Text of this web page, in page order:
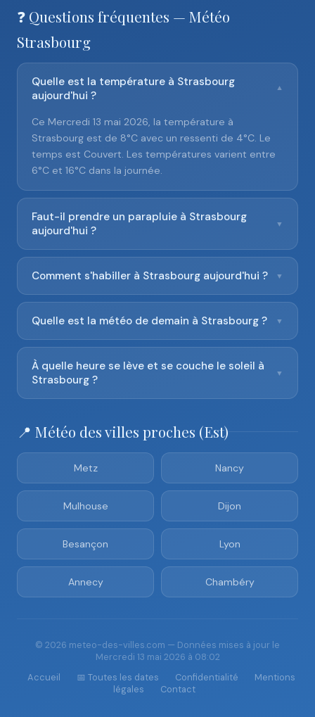
❓ Questions fréquentes — Météo
Strasbourg
Quelle est la température à Strasbourg
aujourd'hui ?
▼
Ce Mercredi 13 mai 2026, la température à
Strasbourg est de 8°C avec un ressenti de 4°C. Le
temps est Couvert. Les températures varient entre
6°C et 16°C dans la journée.
Faut-il prendre un parapluie à Strasbourg
aujourd'hui ?
▼
Comment s'habiller à Strasbourg aujourd'hui ? ▼
Quelle est la météo de demain à Strasbourg ? ▼
À quelle heure se lève et se couche le soleil à
Strasbourg ?
▼
📍 Météo des villes proches (Est)
Metz Nancy
Mulhouse Dijon
Besançon Lyon
Annecy Chambéry
© 2026 meteo-des-villes.com — Données mises à jour le
Mercredi 13 mai 2026 à 08:02
Accueil
📅 Toutes les dates Confidentialité
Mentions
légales
Contact